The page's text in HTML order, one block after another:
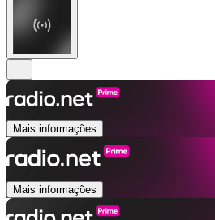
Mais informações
Mais informações